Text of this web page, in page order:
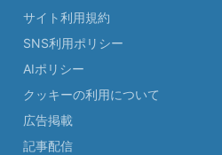
サイト利用規約
SNS利用ポリシー
AIポリシー
クッキーの利用について
広告掲載
記事配信